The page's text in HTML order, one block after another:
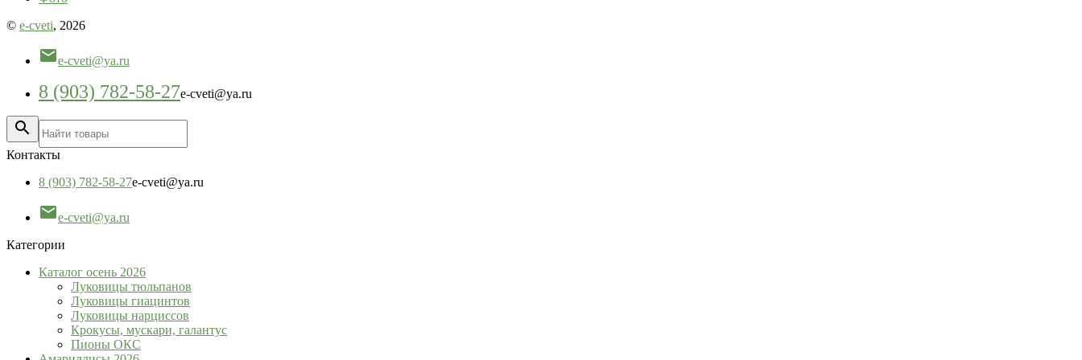
© e-cveti, 2026
e-cveti@ya.ru
8 (903) 782-58-27e-cveti@ya.ru

Контакты
8 (903) 782-58-27e-cveti@ya.ru
e-cveti@ya.ru
Категории
Каталог осень 2026
Луковицы тюльпанов
Луковицы гиацинтов
Луковицы нарциссов
Крокусы, мускари, галантус
Пионы ОКС